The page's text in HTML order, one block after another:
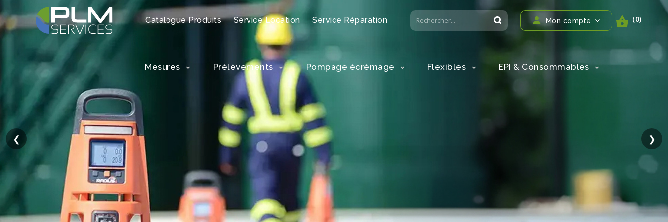
Catalogue Produits Service Location Service Réparation Mon compte (0)
Mesures Prélèvements Pompage écrémage Flexibles EPI & Consommables
❮ ❯